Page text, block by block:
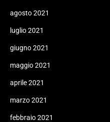
agosto 2021
luglio 2021
giugno 2021
maggio 2021
aprile 2021
marzo 2021
febbraio 2021